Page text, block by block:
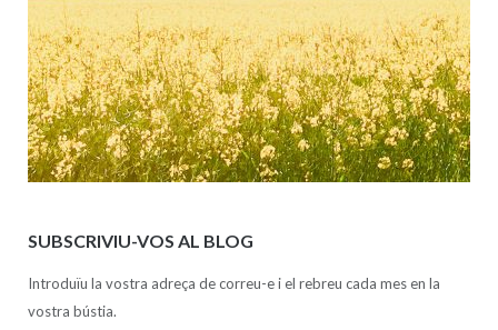
SUBSCRIVIU-VOS AL BLOG
Introduïu la vostra adreça de correu-e i el rebreu cada mes en la
vostra bústia.